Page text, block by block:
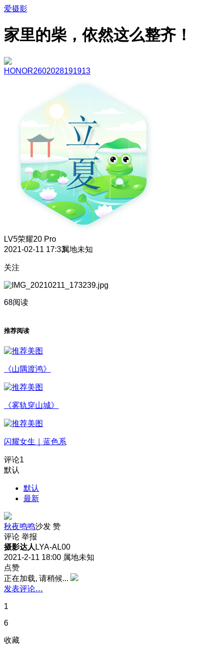
爱摄影
家里的柴，依然这么整齐！
HONOR2602028191913
LV5荣耀20 Pro
2021-02-11 17:33属地未知
关注
68阅读
推荐阅读
《山隅渡鸿》
《雾轨穿山城》
闪耀女生｜蓝色系
评论1
默认
默认
最新
秋夜鸣鸣沙发 赞
评论 举报
摄影达人 LYA-AL00
2021-2-11 18:00 属地未知
点赞
正在加载, 请稍候...
发表评论…
1
6
收藏